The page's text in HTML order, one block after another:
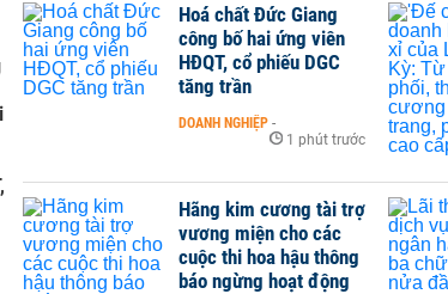
Hoá chất Đức Giang
công bố hai ứng viên
HĐQT, cổ phiếu DGC
tăng trần
DOANH NGHIỆP -
1 phút trước
Hãng kim cương tài trợ
vương miện cho các
cuộc thi hoa hậu thông
báo ngừng hoạt động